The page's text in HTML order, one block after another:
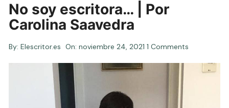
No soy escritora… | Por
Carolina Saavedra
By: Elescritor.es On:noviembre 24, 2021 1 Comments